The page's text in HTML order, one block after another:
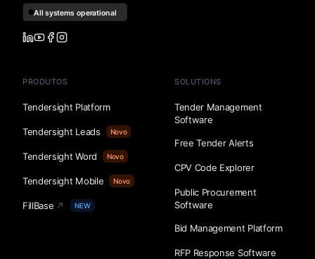
PRODUTOS
Tendersight Platform
Tendersight Leads Novo
Tendersight Word Novo
Tendersight Mobile Novo
FillBase NEW
SOLUTIONS
Tender Management
Software
Free Tender Alerts
CPV Code Explorer
Public Procurement
Software
Bid Management Platform
RFP Response Software